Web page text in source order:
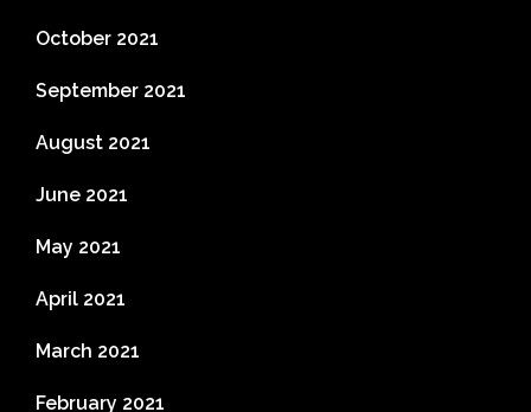
October 2021
September 2021
August 2021
June 2021
May 2021
April 2021
March 2021
February 2021